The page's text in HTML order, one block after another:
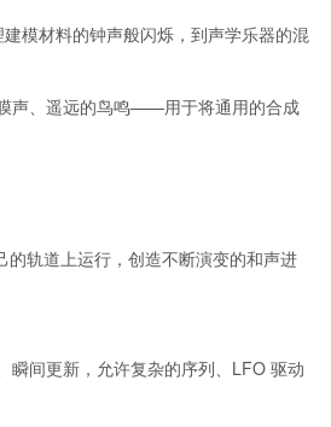
模材料的钟声般闪烁，到声学乐器的混
声、遥远的鸟鸣——用于将通用的合成
轨道上运行，创造不断演变的和声进
瞬间更新，允许复杂的序列、LFO 驱动